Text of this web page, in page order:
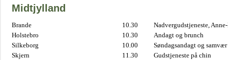
Midtjylland
Brande 10.30
Nadvergudstjeneste,
Holstebro
10.30
Andagt og brunch
Silkeborg
10.00
Søndagsandagt og samvær
Skjern
11.30
Gudstjeneste på chin